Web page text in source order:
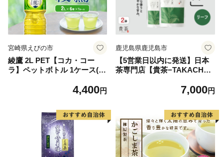
宮崎県えびの市
綾鷹 2L PET【コカ・コー
ラ】ペットボトル 1ケース(6
4,400円
鹿児島県鹿児島市
【5営業日以内に発送】日本
茶専門店【貴茶−TAKACH
7,000円